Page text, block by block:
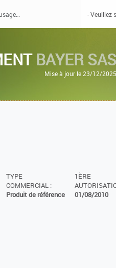
BAYER
Mise à jour le 23/12/
TYPE
COMMERCIAL :
Produit de référence
1ÈRE
01/08/2010